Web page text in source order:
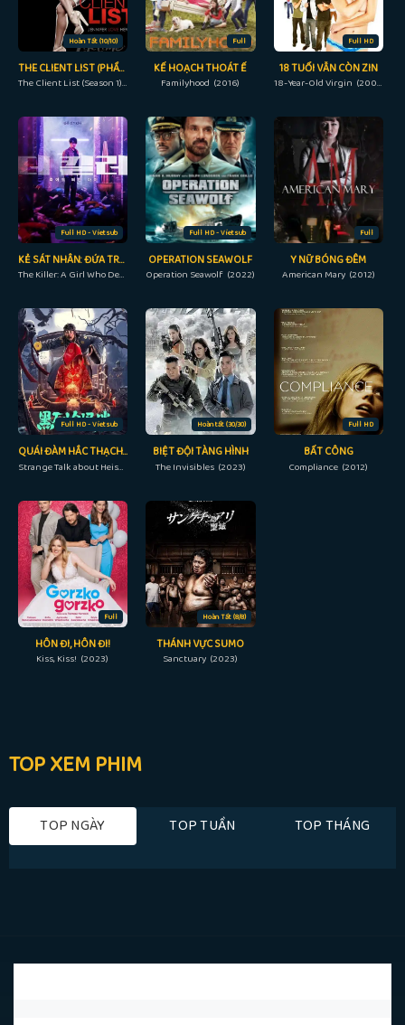
Hoàn Tất (10/10)
THE CLIENT LIST (PHẦN 1)
The Client List (Season 1) (2012)
Full
KẾ HOẠCH THOÁT Ế
Familyhood (2016)
Full HD
18 TUỔI VẪN CÒN ZIN
18-Year-Old Virgin (2009)
Full HD - Vietsub
KẺ SÁT NHÂN: ĐỨA TRẺ CÓ THỂ CHẾT
The Killer: A Girl Who Deserves to Die (2022)
Full HD - Vietsub
OPERATION SEAWOLF
Operation Seawolf (2022)
Full
Y NỮ BÓNG ĐÊM
American Mary (2012)
Full HD - Vietsub
QUÁI ĐÀM HẮC THẠCH LINH
Strange Talk about Heishiling (2022)
Hoàn tất (30/30)
BIỆT ĐỘI TÀNG HÌNH
The Invisibles (2023)
Full HD
BẤT CÔNG
Compliance (2012)
Full
HÔN ĐI, HÔN ĐI!
Kiss, Kiss! (2023)
Hoàn Tất (8/8)
THÁNH VỰC SUMO
Sanctuary (2023)
TOP XEM PHIM
TOP NGÀY TOP TUẦN TOP THÁNG